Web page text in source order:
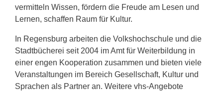
vermitteln Wissen, fördern die Freude am Lesen und
Lernen, schaffen Raum für Kultur.
In Regensburg arbeiten die Volkshochschule und die
Stadtbücherei seit 2004 im Amt für Weiterbildung in
einer engen Kooperation zusammen und bieten viele
Veranstaltungen im Bereich Gesellschaft, Kultur und
Sprachen als Partner an. Weitere vhs-Angebote